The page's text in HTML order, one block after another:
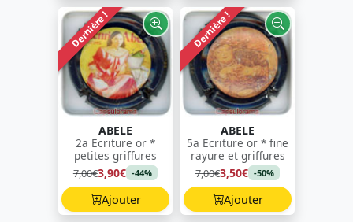
Dernière !
ABELE
2a Ecriture or *
petites griffures
7,00€3,90€ -44%
Ajouter
Dernière !
ABELE
5a Ecriture or * fine
rayure et griffures
7,00€3,50€ -50%
Ajouter